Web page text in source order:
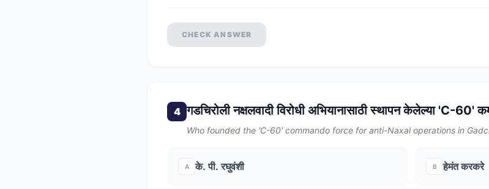
CHECK ANSWER
4 गडचिरोली नक्षलवादी विरोधी अभियानासाठी स्थापन केलेल्या 'C-60'
Who founded the 'C-60' commando force for anti-Naxal operations in
A के. पी. रघुवंशी B हेमंत करकरे